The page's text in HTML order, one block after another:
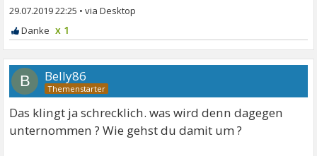
29.07.2019 22:25 •
x 1
B Belly86
Das klingt ja schrecklich. was wird denn dagegen
unternommen ? Wie gehst du damit um ?